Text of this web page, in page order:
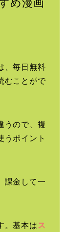
め漫画
、毎日無料
むことがで
うので、複
うポイント
課金して一
。基本は ス